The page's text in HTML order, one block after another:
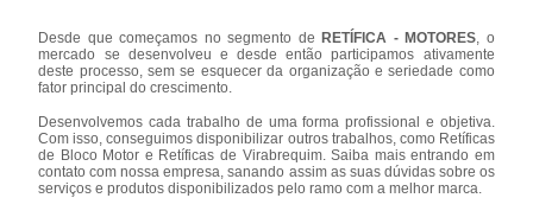
Desde que começamos no segmento deRETÍFICA - MOTORES , o
mercado se desenvolveu e desde então participamos ativamente
deste processo, sem se esquecer da organização e seriedade como
fator principal do crescimento.
Desenvolvemos cada trabalho de uma forma profissional e objetiva.
Com isso, conseguimos disponibilizar outros trabalhos, como Retíficas
de Bloco Motor e Retíficas de Virabrequim. Saiba mais entrando em
contato com nossa empresa, sanando assim as suas dúvidas sobre os
serviços e produtos disponibilizados pelo ramo com a melhor marca.